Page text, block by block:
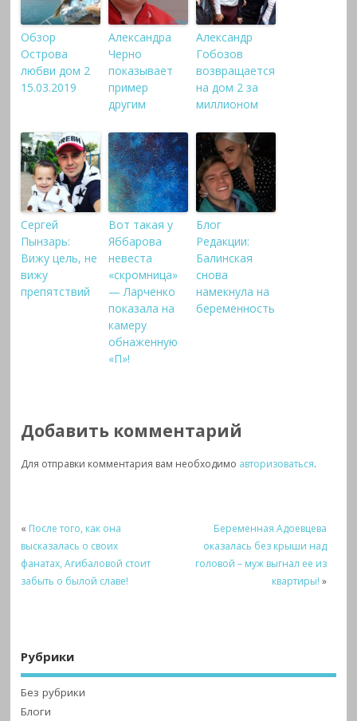
Обзор
Острова
любви дом 2
15.03.2019
Александра
Черно
показывает
пример
другим
Александр
Гобозов
возвращается
на дом 2 за
миллионом
Сергей
Пынзарь:
Вижу цель, не
вижу
препятствий
Вот такая у
Яббарова
невеста
«скромница»
— Ларченко
показала на
камеру
обнаженную
«П»!
Блог
Редакции:
Балинская
снова
намекнула на
беременность
Добавить комментарий
Для отправки комментария вам необходимо авторизоваться.
« После того, как она
высказалась о своих
фанатах, Агибаловой стоит
забыть о былой славе!
Беременная Адоевцева
оказалась без крыши над
головой – муж выгнал ее из
квартиры! »
Рубрики
Без рубрики
Блоги